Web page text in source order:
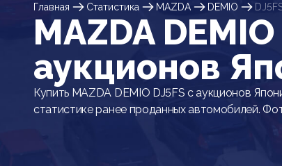
Главная Статистика MAZDA DEMIO
MAZDA
аукционов
Купить MAZDA DEMIO DJ5FS с аукционов
статистике ранее проданных автомобилей.